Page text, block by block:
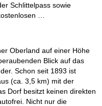
Schlittelpass sowie
…
Oberland auf einer Höhe
Blick auf das
Schon seit 1893 ist
(ca. 3,5 km) mit der
Dorf besitzt keinen direkten
Nicht nur die